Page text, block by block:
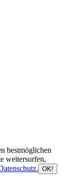
bestmöglichen
weitersurfen,
OK!